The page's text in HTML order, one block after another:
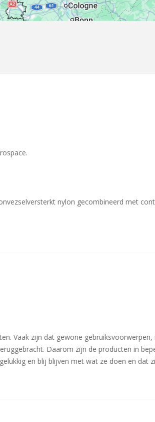
nylon gecombineerd met
Vaak zijn dat gewone
Daarom zijn de producten in
en blij blijven met wat ze doen en dat